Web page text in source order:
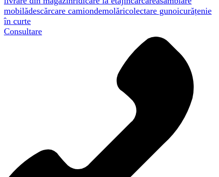
mobilădescărcare camiondemolăricolectare gunoicurățenie
în curte
Consultare